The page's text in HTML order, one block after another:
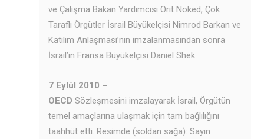
ve Çalışma Bakan Yardımcısı Orit Noked, Çok
Taraflı Örgütler İsrail Büyükelçisi Nimrod Barkan ve
Katılım Anlaşması’nın imzalanmasından sonra
İsrail’in Fransa Büyükelçisi Daniel Shek.
7 Eylül 2010 –
OECD Sözleşmesini imzalayarak İsrail, Örgütün
temel amaçlarına ulaşmak için tam bağlılığını
taahhüt etti. Resimde (soldan sağa): Sayın